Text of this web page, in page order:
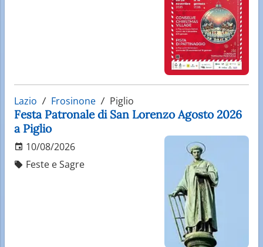
Lazio Frosinone Piglio
Festa Patronale di San Lorenzo Agosto 2026
a Piglio
10/08/2026
Feste e Sagre